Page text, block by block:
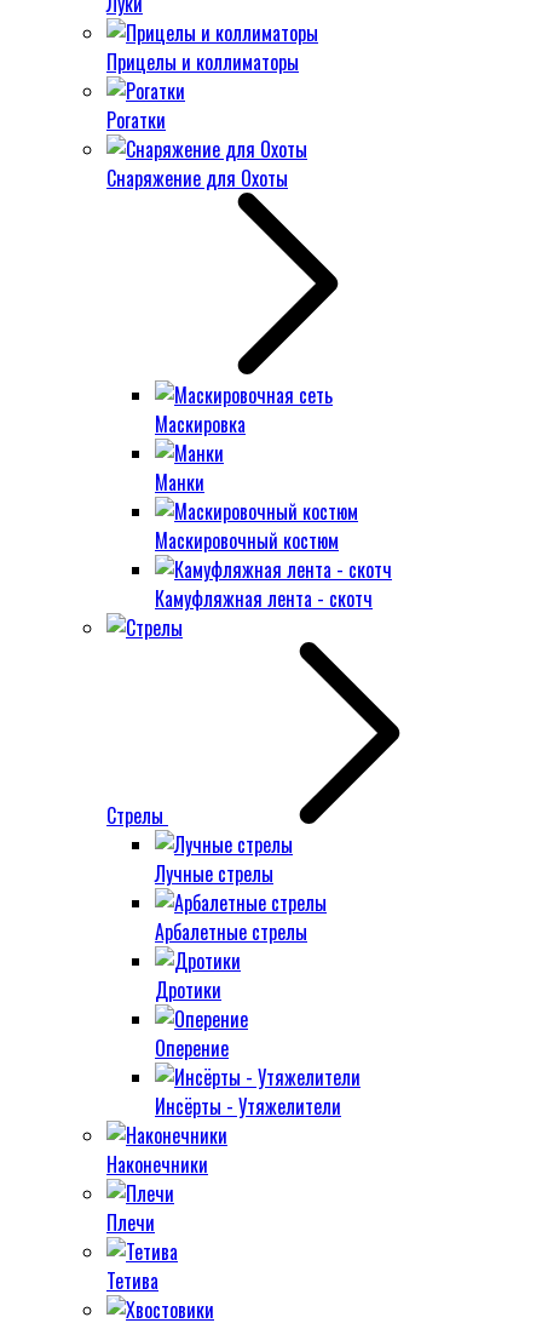
Прицелы и коллиматоры
Рогатки
Снаряжение для Охоты
Маскировка
Манки
Маскировочный костюм
Камуфляжная лента - скотч
Стрелы
Лучные стрелы
Арбалетные стрелы
Дротики
Оперение
Инсёрты - Утяжелители
Наконечники
Плечи
Тетива